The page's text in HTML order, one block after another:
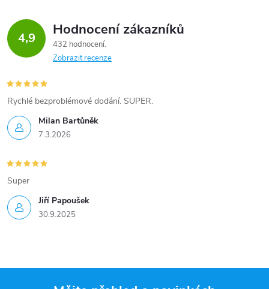
4,9 Hodnocení zákazníků
432 hodnocení
Zobrazit recenze
Milan Bartůněk
7.3.2026
Rychlé bezproblémové dodání. SUPER.
Jiří Papoušek
30.9.2025
Super